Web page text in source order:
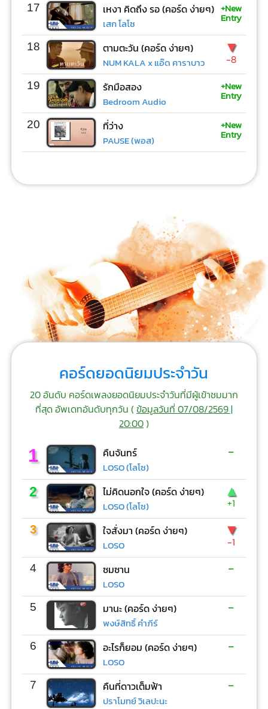
17 เหงา คิดถึง รอ (คอร์ด ง่ายๆ)
เสก โลโซ
+New
Entry
18 ตามตะวัน (คอร์ด ง่ายๆ)
NUM KALA x แอ๊ด คาราบาว
▼
-8
19 รักมือสอง
Bedroom Audio
+New
Entry
20 ที่ว่าง
PAUSE (พอส)
+New
Entry
คอร์ดยอดนิยมประจำวัน
20 อันดับ คอร์ดเพลงยอดนิยมประจำวันที่มีผู้เข้าชมมาก
ที่สุด อัพเดทอันดับทุกวัน (ข้อมูลวันที่ 07/08/2569 |
20:00)
1 คืนจันทร์
LOSO (โลโซ)
-
2 ไม่คิดนอกใจ (คอร์ด ง่ายๆ)
LOSO (โลโซ)
▲
+1
3 ใจสั่งมา (คอร์ด ง่ายๆ)
LOSO
▼
-1
4 ซมซาน
LOSO
-
5 มานะ (คอร์ด ง่ายๆ)
พงษ์สิทธิ์ คำภีร์
-
6 อะไรก็ยอม (คอร์ด ง่ายๆ)
LOSO
-
7 คืนที่ดาวเต็มฟ้า
ปราโมทย์ วิเลปะนะ
-